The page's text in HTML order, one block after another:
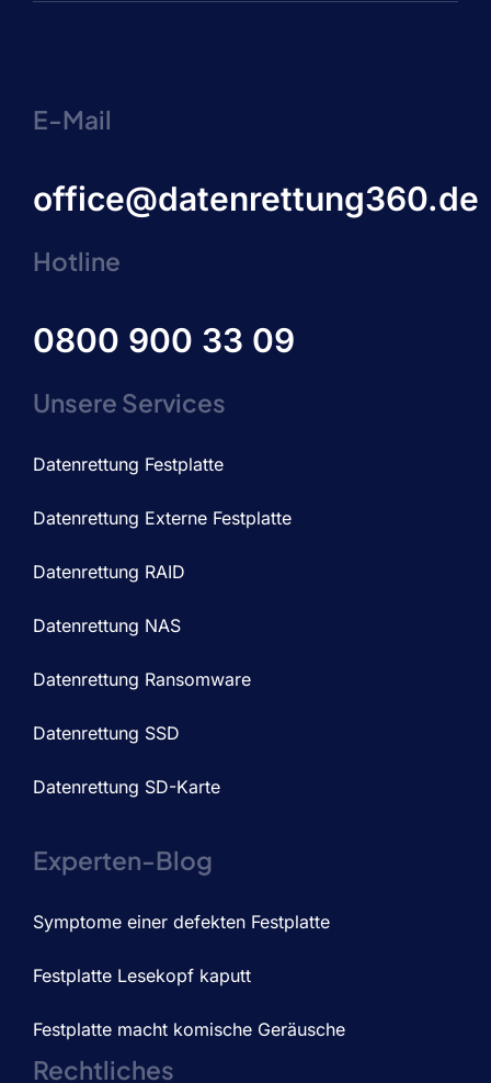
E-Mail
office@datenrettung360.de
Hotline
0800 900 33 09
Unsere Services
Datenrettung Festplatte
Datenrettung Externe Festplatte
Datenrettung RAID
Datenrettung NAS
Datenrettung Ransomware
Datenrettung SSD
Datenrettung SD-Karte
Experten-Blog
Symptome einer defekten Festplatte
Festplatte Lesekopf kaputt
Festplatte macht komische Geräusche
Rechtliches